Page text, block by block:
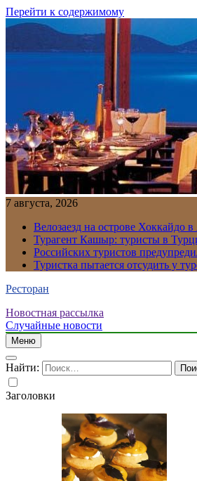
Перейти к содержимому
7 августа, 2026
Велозаезд на острове Хоккайдо
Турагент Кашыр: туристы в
Российских туристов
Туристка пытается отсудить у
Ресторан
Новостная рассылка
Случайные новости
Меню
Найти:
Заголовки